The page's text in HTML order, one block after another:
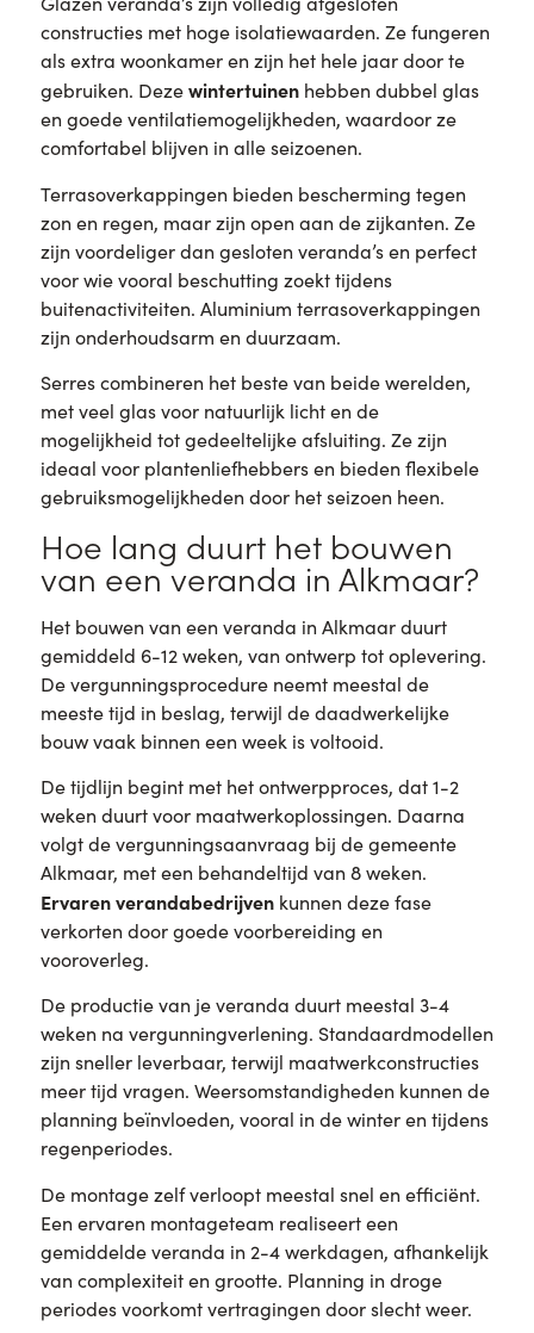
constructies met hoge isolatiewaarden. Ze fungeren
als extra woonkamer en zijn het hele jaar door te
gebruiken. Dezewintertuinenhebben dubbel glas
en goede ventilatiemogelijkheden, waardoor ze
comfortabel blijven in alle seizoenen.
Terrasoverkappingen bieden bescherming tegen
zon en regen, maar zijn open aan de zijkanten. Ze
zijn voordeliger dan gesloten veranda’s en perfect
voor wie vooral beschutting zoekt tijdens
buitenactiviteiten. Aluminium terrasoverkappingen
zijn onderhoudsarm en duurzaam.
Serres combineren het beste van beide werelden,
met veel glas voor natuurlijk licht en de
mogelijkheid tot gedeeltelijke afsluiting. Ze zijn
ideaal voor plantenliefhebbers en bieden flexibele
gebruiksmogelijkheden door het seizoen heen.
Hoe lang duurt het bouwen
van een veranda in Alkmaar?
Het bouwen van een veranda in Alkmaar duurt
gemiddeld 6-12 weken, van ontwerp tot oplevering.
De vergunningsprocedure neemt meestal de
meeste tijd in beslag, terwijl de daadwerkelijke
bouw vaak binnen een week is voltooid.
De tijdlijn begint met het ontwerpproces, dat 1-2
weken duurt voor maatwerkoplossingen. Daarna
volgt de vergunningsaanvraag bij de gemeente
Alkmaar, met een behandeltijd van 8 weken.
Ervaren verandabedrijvenkunnen deze fase
verkorten door goede voorbereiding en
vooroverleg.
De productie van je veranda duurt meestal 3-4
weken na vergunningverlening. Standaardmodellen
zijn sneller leverbaar, terwijl maatwerkconstructies
meer tijd vragen. Weersomstandigheden kunnen de
planning beïnvloeden, vooral in de winter en tijdens
regenperiodes.
De montage zelf verloopt meestal snel en efficiënt.
Een ervaren montageteam realiseert een
gemiddelde veranda in 2-4 werkdagen, afhankelijk
van complexiteit en grootte. Planning in droge
periodes voorkomt vertragingen door slecht weer.